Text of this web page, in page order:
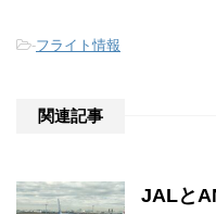
-フライト情報
関連記事
JALと